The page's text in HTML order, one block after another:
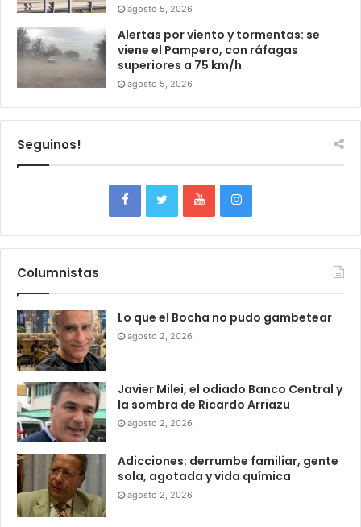
agosto 5, 2026
Alertas por viento y tormentas: se
viene el Pampero, con ráfagas
superiores a 75 km/h
agosto 5, 2026
Seguinos!
Columnistas
Lo que el Bocha no pudo gambetear
agosto 2, 2026
Javier Milei, el odiado Banco Central y
la sombra de Ricardo Arriazu
agosto 2, 2026
Adicciones: derrumbe familiar, gente
sola, agotada y vida química
agosto 2, 2026